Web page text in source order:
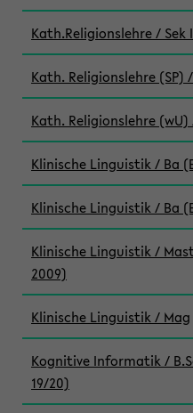
Kath.Religionslehre / Sek I
Kath. Religionslehre (SP)
Kath. Religionslehre (wU)
Klinische Linguistik / Ba
Klinische Linguistik / Ba
Klinische Linguistik /
2009)
Klinische Linguistik / Mag
Kognitive Informatik /
19/20)